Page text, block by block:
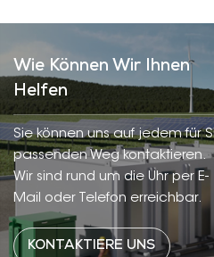
Wie Können Wir Ihnen
Helfen
Sie können uns auf jedem für
passenden Weg kontaktieren.
Wir sind rund um die Uhr per E-
Mail oder Telefon erreichbar.
KONTAKTIERE UNS